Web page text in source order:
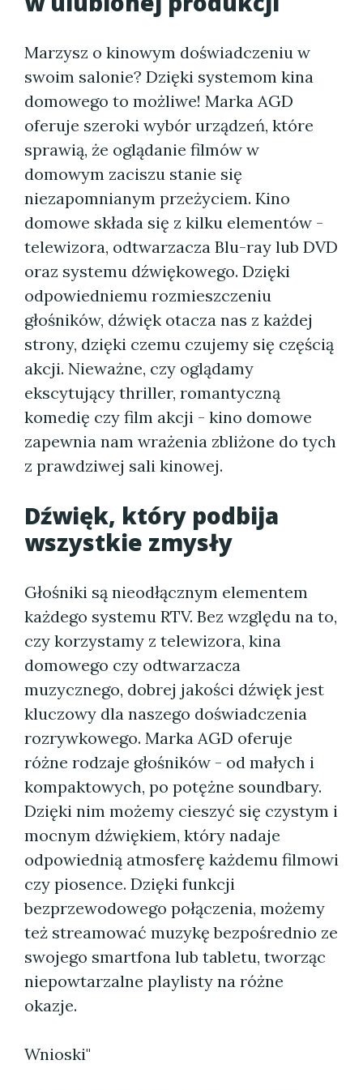
Marzysz o kinowym doświadczeniu w
swoim salonie? Dzięki systemom kina
domowego to możliwe! Marka AGD
oferuje szeroki wybór urządzeń, które
sprawią, że oglądanie filmów w
domowym zaciszu stanie się
niezapomnianym przeżyciem. Kino
domowe składa się z kilku elementów -
telewizora, odtwarzacza Blu-ray lub DVD
oraz systemu dźwiękowego. Dzięki
odpowiedniemu rozmieszczeniu
głośników, dźwięk otacza nas z każdej
strony, dzięki czemu czujemy się częścią
akcji. Nieważne, czy oglądamy
ekscytujący thriller, romantyczną
komedię czy film akcji - kino domowe
zapewnia nam wrażenia zbliżone do tych
z prawdziwej sali kinowej.
Dźwięk, który podbija
wszystkie zmysły
Głośniki są nieodłącznym elementem
każdego systemu RTV. Bez względu na to,
czy korzystamy z telewizora, kina
domowego czy odtwarzacza
muzycznego, dobrej jakości dźwięk jest
kluczowy dla naszego doświadczenia
rozrywkowego. Marka AGD oferuje
różne rodzaje głośników - od małych i
kompaktowych, po potężne soundbary.
Dzięki nim możemy cieszyć się czystym i
mocnym dźwiękiem, który nadaje
odpowiednią atmosferę każdemu filmowi
czy piosence. Dzięki funkcji
bezprzewodowego połączenia, możemy
też streamować muzykę bezpośrednio ze
swojego smartfona lub tabletu, tworząc
niepowtarzalne playlisty na różne
okazje.
Wnioski"